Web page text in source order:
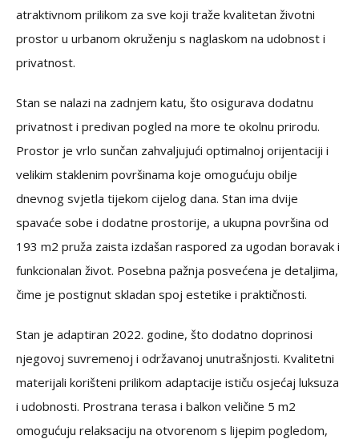
atraktivnom prilikom za sve koji traže kvalitetan životni
prostor u urbanom okruženju s naglaskom na udobnost i
privatnost.
Stan se nalazi na zadnjem katu, što osigurava dodatnu
privatnost i predivan pogled na more te okolnu prirodu.
Prostor je vrlo sunčan zahvaljujući optimalnoj orijentaciji i
velikim staklenim površinama koje omogućuju obilje
dnevnog svjetla tijekom cijelog dana. Stan ima dvije
spavaće sobe i dodatne prostorije, a ukupna površina od
193 m2 pruža zaista izdašan raspored za ugodan boravak i
funkcionalan život. Posebna pažnja posvećena je detaljima,
čime je postignut skladan spoj estetike i praktičnosti.
Stan je adaptiran 2022. godine, što dodatno doprinosi
njegovoj suvremenoj i održavanoj unutrašnjosti. Kvalitetni
materijali korišteni prilikom adaptacije ističu osjećaj luksuza
i udobnosti. Prostrana terasa i balkon veličine 5 m2
omogućuju relaksaciju na otvorenom s lijepim pogledom,